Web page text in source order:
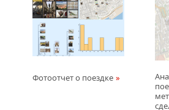
Фотоотчет о поездке